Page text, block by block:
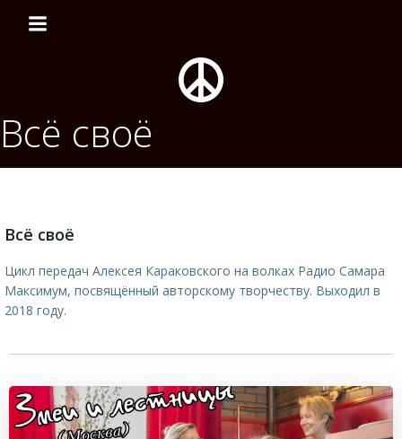
содержимому
Всё своё
Всё своё
Цикл передач Алексея Караковского на волках Радио Самара
Максимум, посвящённый авторскому творчеству. Выходил в
2018 году.